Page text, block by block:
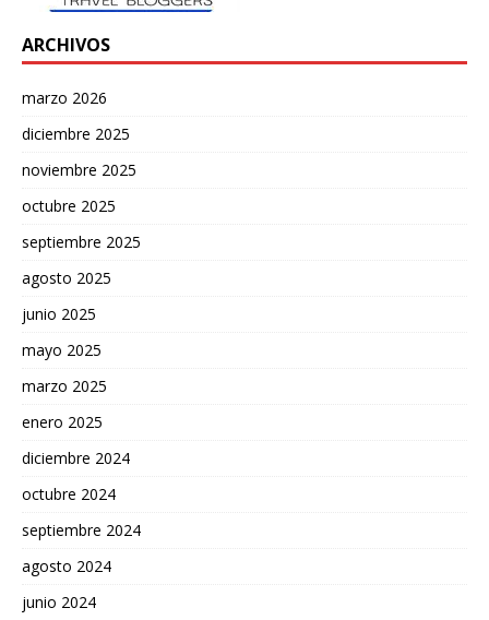
ARCHIVOS
marzo 2026
diciembre 2025
noviembre 2025
octubre 2025
septiembre 2025
agosto 2025
junio 2025
mayo 2025
marzo 2025
enero 2025
diciembre 2024
octubre 2024
septiembre 2024
agosto 2024
junio 2024